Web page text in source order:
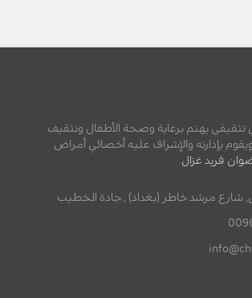
يهتم برعاية وصحة الأطفال وتثقيف
بإدارته والإشراف عليه أخصائي أمراض
فريد غزال.
شارع مرشد خاطر (بغداد) , جادة الخطيب.